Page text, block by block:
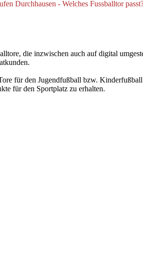
die inzwischen auch auf digital
für den Jugendfußball bzw.
für den Sportplatz zu erhalten.